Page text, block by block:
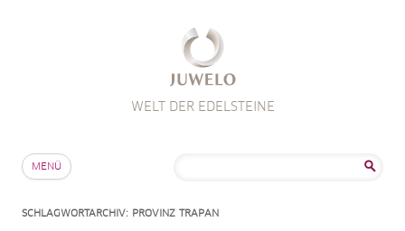
WELT DER EDELSTEINE
MENÜ
SCHLAGWORTARCHIV: PROVINZ TRAPAN